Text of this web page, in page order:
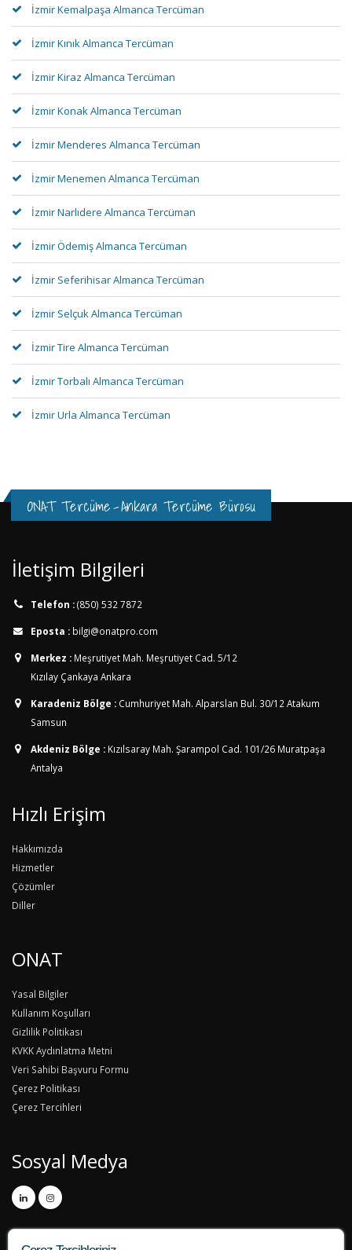
İzmir Kemalpaşa Almanca Tercüman
İzmir Kınık Almanca Tercüman
İzmir Kiraz Almanca Tercüman
İzmir Konak Almanca Tercüman
İzmir Menderes Almanca Tercüman
İzmir Menemen Almanca Tercüman
İzmir Narlıdere Almanca Tercüman
İzmir Ödemiş Almanca Tercüman
İzmir Seferihisar Almanca Tercüman
İzmir Selçuk Almanca Tercüman
İzmir Tire Almanca Tercüman
İzmir Torbalı Almanca Tercüman
İzmir Urla Almanca Tercüman
ONAT Tercüme-Ankara Tercüme Bürosu
İletişim Bilgileri
Telefon :(850) 532 7872
Eposta : bilgi@onatpro.com
Merkez : Meşrutiyet Mah. Meşrutiyet Cad. 5/12
Kızılay Çankaya Ankara
Karadeniz Bölge : Cumhuriyet Mah. Alparslan Bul. 30/12 Atakum
Samsun
Akdeniz Bölge : Kızılsaray Mah. Şarampol Cad. 101/26 Muratpaşa
Antalya
Hızlı Erişim
Hakkımızda
Hizmetler
Çözümler
Diller
ONAT
Yasal Bilgiler
Kullanım Koşulları
Gizlilik Politikası
KVKK Aydınlatma Metni
Veri Sahibi Başvuru Formu
Çerez Politikası
Çerez Tercihleri
Sosyal Medya